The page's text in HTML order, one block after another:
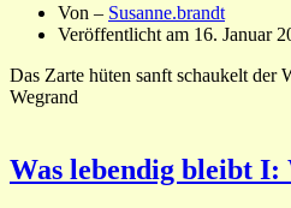
Von – Susanne.brandt
Veröffentlicht am 16. Januar
Das Zarte hüten sanft schaukelt der
Wegrand
Was lebendig bleibt